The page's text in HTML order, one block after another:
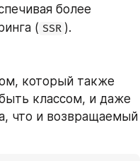
более
( SSR ).
который также
классом, и даже
что и возвращаемый